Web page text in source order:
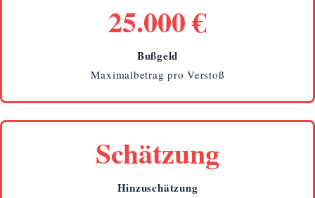
25.000 €
Bußgeld
Maximalbetrag pro Verstoß
Schätzung
Hinzuschätzung